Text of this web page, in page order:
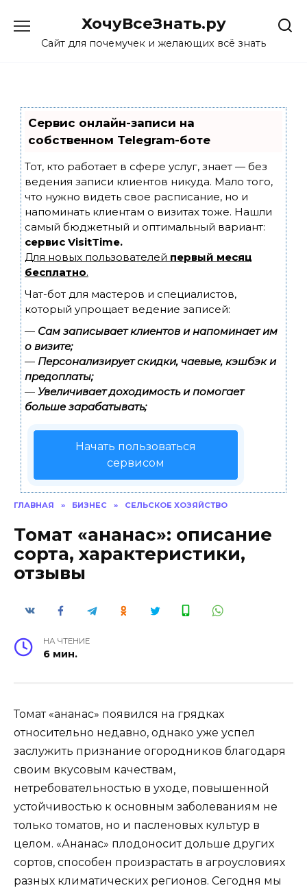
content
ХочуВсеЗнать.ру
Сайт для почемучек и желающих всё знать
Сервис онлайн-записи на
собственном Telegram-боте
Тот, кто работает в сфере услуг, знает — без
ведения записи клиентов никуда. Мало того,
что нужно видеть свое расписание, но и
напоминать клиентам о визитах тоже. Нашли
самый бюджетный и оптимальный вариант:
сервис VisitTime.
Для новых пользователей первый месяц
бесплатно.
Чат-бот для мастеров и специалистов,
который упрощает ведение записей:
— Сам записывает клиентов и напоминает им
о визите;
— Персонализирует скидки, чаевые, кэшбэк и
предоплаты;
— Увеличивает доходимость и помогает
больше зарабатывать;
Начать пользоваться
сервисом
ГЛАВНАЯ » БИЗНЕС » СЕЛЬСКОЕ ХОЗЯЙСТВО
Томат «ананас»: описание
сорта, характеристики,
отзывы
НА ЧТЕНИЕ
6 мин.
Томат «ананас» появился на грядках
относительно недавно, однако уже успел
заслужить признание огородников благодаря
своим вкусовым качествам,
нетребовательностью в уходе, повышенной
устойчивостью к основным заболеваниям не
только томатов, но и пасленовых культур в
целом. «Ананас» плодоносит дольше других
сортов, способен произрастать в агроусловиях
разных климатических регионов. Сегодня мы